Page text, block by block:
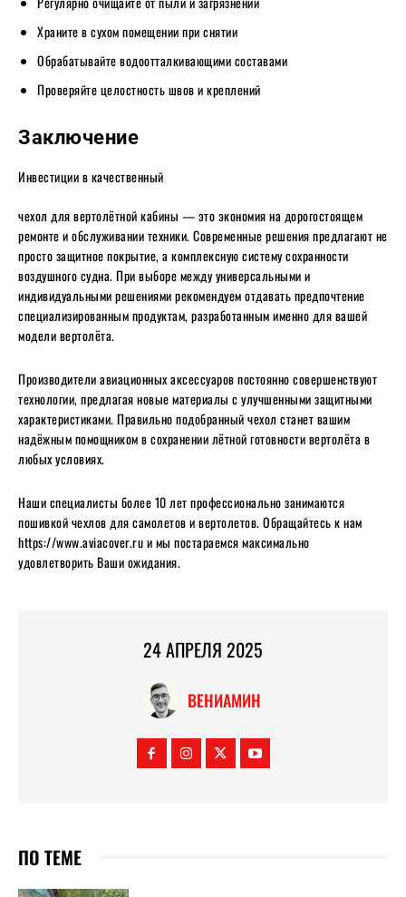
Храните в сухом помещении при снятии
Обрабатывайте водоотталкивающими составами
Проверяйте целостность швов и креплений
Заключение
Инвестиции в качественный
чехол для вертолётной кабины — это экономия на дорогостоящем
ремонте и обслуживании техники. Современные решения предлагают не
просто защитное покрытие, а комплексную систему сохранности
воздушного судна. При выборе между универсальными и
индивидуальными решениями рекомендуем отдавать предпочтение
специализированным продуктам, разработанным именно для вашей
модели вертолёта.
Производители авиационных аксессуаров постоянно совершенствуют
технологии, предлагая новые материалы с улучшенными защитными
характеристиками. Правильно подобранный чехол станет вашим
надёжным помощником в сохранении лётной готовности вертолёта в
любых условиях.
Наши специалисты более 10 лет профессионально занимаются
пошивкой чехлов для самолетов и вертолетов. Обращайтесь к нам
https://www.aviacover.ru и мы постараемся максимально
удовлетворить Ваши ожидания.
24 АПРЕЛЯ 2025
ВЕНИАМИН
ПО ТЕМЕ